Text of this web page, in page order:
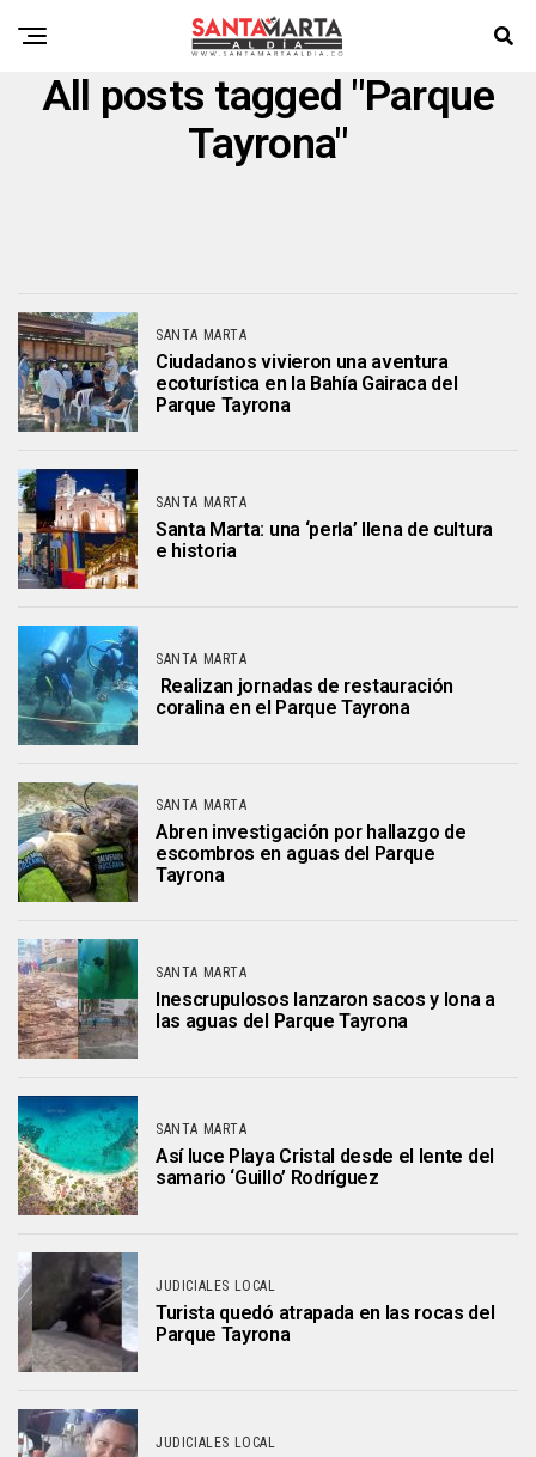
All posts tagged "Parque
Tayrona"
SANTA MARTA
Ciudadanos vivieron una aventura
ecoturística en la Bahía Gairaca del
Parque Tayrona
SANTA MARTA
Santa Marta: una ‘perla’ llena de cultura
e historia
SANTA MARTA
Realizan jornadas de restauración
coralina en el Parque Tayrona
SANTA MARTA
Abren investigación por hallazgo de
escombros en aguas del Parque
Tayrona
SANTA MARTA
Inescrupulosos lanzaron sacos y lona a
las aguas del Parque Tayrona
SANTA MARTA
Así luce Playa Cristal desde el lente del
samario ‘Guillo’ Rodríguez
JUDICIALES LOCAL
Turista quedó atrapada en las rocas del
Parque Tayrona
JUDICIALES LOCAL